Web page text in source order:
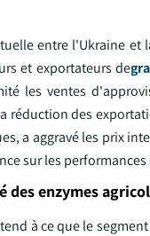
entre l'Ukraine
et exportateurs de
les ventes
réduction des
a aggravé les prix
sur les performances
des enzymes
à ce que le